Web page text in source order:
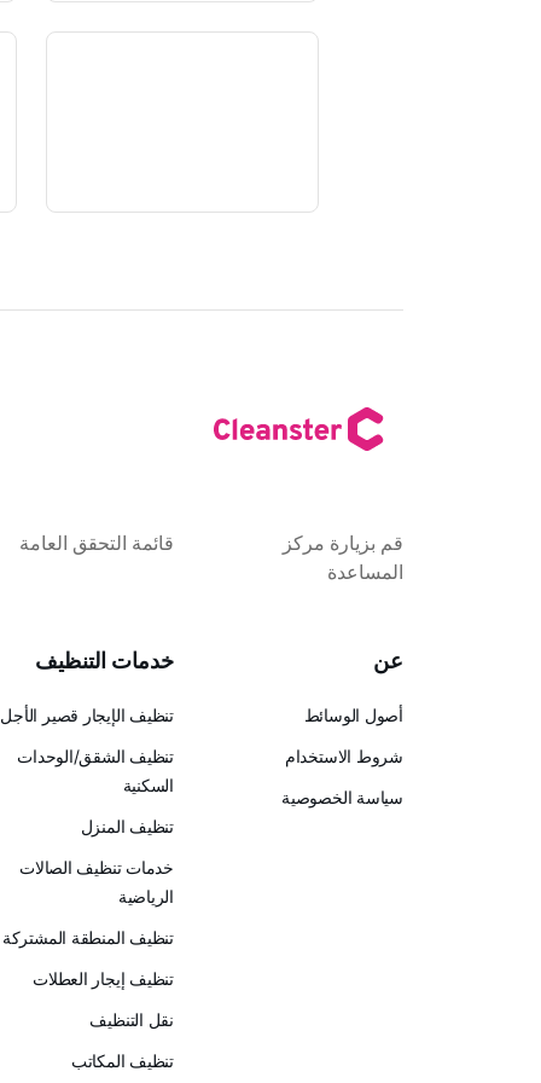
قم بزيارة مركز
المساعدة
قائمة التحقق العامة
عن
أصول الوسائط
شروط الاستخدام
سياسة الخصوصية
خدمات التنظيف
تنظيف الإيجار قصير الأجل
تنظيف الشقق/الوحدات
السكنية
تنظيف المنزل
خدمات تنظيف الصالات
الرياضية
تنظيف المنطقة المشتركة
تنظيف إيجار العطلات
نقل التنظيف
تنظيف المكاتب